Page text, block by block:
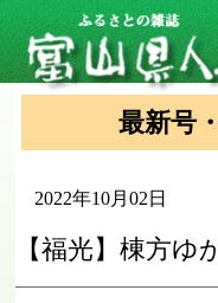
最新号
2022年10月02日
【福光】棟方ゆ